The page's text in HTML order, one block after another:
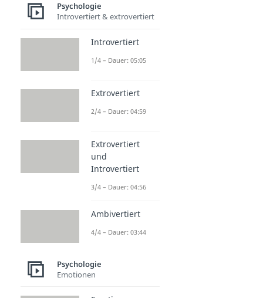
Psychologie
Introvertiert & extrovertiert
Introvertiert
1/4 – Dauer: 05:05
Extrovertiert
2/4 – Dauer: 04:59
Extrovertiert
und
Introvertiert
3/4 – Dauer: 04:56
Ambivertiert
4/4 – Dauer: 03:44
Psychologie
Emotionen